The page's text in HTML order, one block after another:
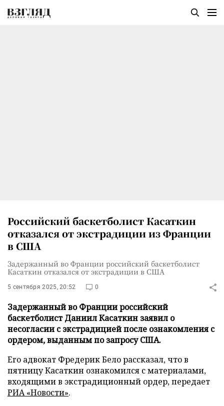
Российский баскетболист Касаткин
отказался от экстрадиции из Франции
в США
Задержанный во Франции российский баскетболист
Касаткин отказался от экстрадиции в США
5 сентября 2025, 20:52 0
Задержанный во Франции российский
баскетболист Даниил Касаткин заявил о
несогласии с экстрадицией после ознакомления с
ордером, выданным по запросу США.
Его адвокат Фредерик Бело рассказал, что в
пятницу Касаткин ознакомился с материалами,
входящими в экстрадиционный ордер, передает
РИА «Новости».